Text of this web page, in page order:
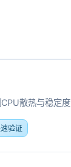
散热与稳定度
验证